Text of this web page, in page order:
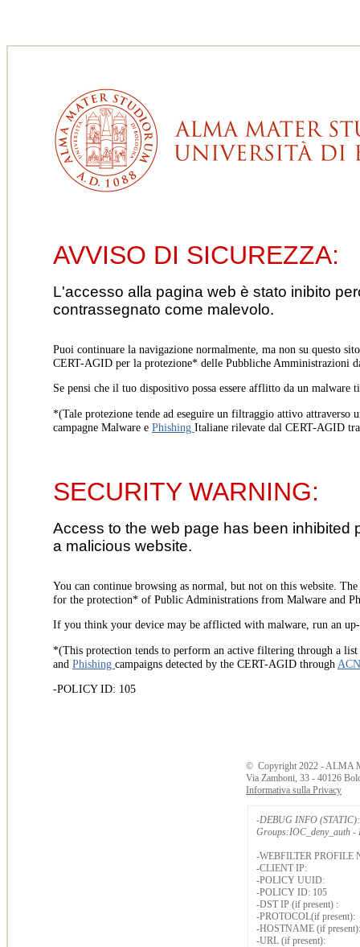
AVVISO DI SICUREZZA:
L'accesso alla pagina web è stato inibito
contrassegnato come malevolo.
Puoi continuare la navigazione normalmente, ma non su questo
CERT-AGID per la protezione* delle Pubbliche Amministrazioni
Se pensi che il tuo dispositivo possa essere afflitto da un
*(Tale protezione tende ad eseguire un filtraggio attivo
campagne Malware e Phishing Italiane rilevate dal CERT-AGID
SECURITY WARNING:
Access to the web page has been
a malicious website.
You can continue browsing as normal, but not on this website.
for the protection* of Public Administrations from Malware and
If you think your device may be afflicted with malware, run an
*(This protection tends to perform an active filtering through a
and Phishing campaigns detected by the CERT-AGID through
-POLICY ID: 105
© Copyright 2022 - ALMA
Via Zamboni, 33 - 40126
Informativa sulla Privacy
-DEBUG INFO (STATIC):
Groups:IOC_deny_auth -
-WEBFILTER PROFILE
-CLIENT IP:
-POLICY UUID:
-POLICY ID: 105
-DST IP (if present) :
-PROTOCOL(if present):
-HOSTNAME (if present):
-URL (if present):